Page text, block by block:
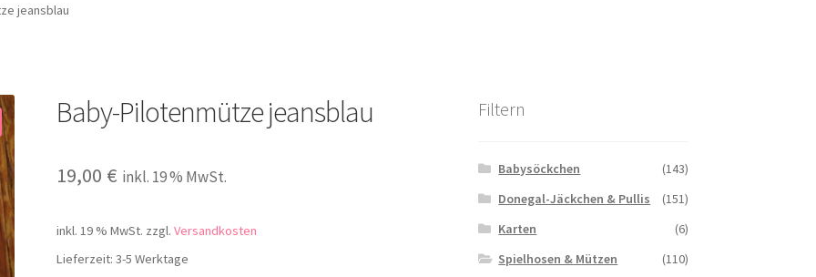
jeansblau
Baby-Pilotenmütze jeansblau
19,00 € inkl. 19 % MwSt.
inkl. 19 % MwSt. zzgl.Versandkosten
Lieferzeit:3-5 Werktage
Filtern
Babysöckchen
(143)
Donegal-Jäckchen & Pullis
(151)
Karten
(6)
Spielhosen & Mützen
(110)